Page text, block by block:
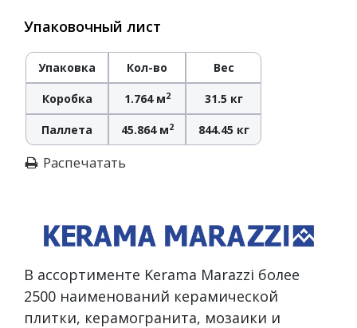
Упаковочный лист
Упаковка Кол-во Вес
Коробка 1.764 м2 31.5 кг
Паллета 45.864 м2 844.45 кг
Распечатать
В ассортименте Kerama Marazzi более
2500 наименований керамической
плитки, керамогранита, мозаики и